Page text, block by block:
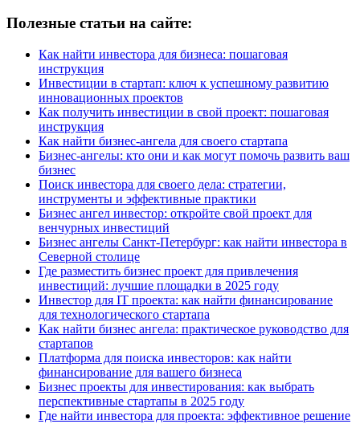
Полезные статьи на сайте:
Как найти инвестора для бизнеса: пошаговая
инструкция
Инвестиции в стартап: ключ к успешному развитию
инновационных проектов
Как получить инвестиции в свой проект: пошаговая
инструкция
Как найти бизнес-ангела для своего стартапа
Бизнес-ангелы: кто они и как могут помочь развить ваш
бизнес
Поиск инвестора для своего дела: стратегии,
инструменты и эффективные практики
Бизнес ангел инвестор: откройте свой проект для
венчурных инвестиций
Бизнес ангелы Санкт-Петербург: как найти инвестора в
Северной столице
Где разместить бизнес проект для привлечения
инвестиций: лучшие площадки в 2025 году
Инвестор для IT проекта: как найти финансирование
для технологического стартапа
Как найти бизнес ангела: практическое руководство для
стартапов
Платформа для поиска инвесторов: как найти
финансирование для вашего бизнеса
Бизнес проекты для инвестирования: как выбрать
перспективные стартапы в 2025 году
Где найти инвестора для проекта: эффективное решение